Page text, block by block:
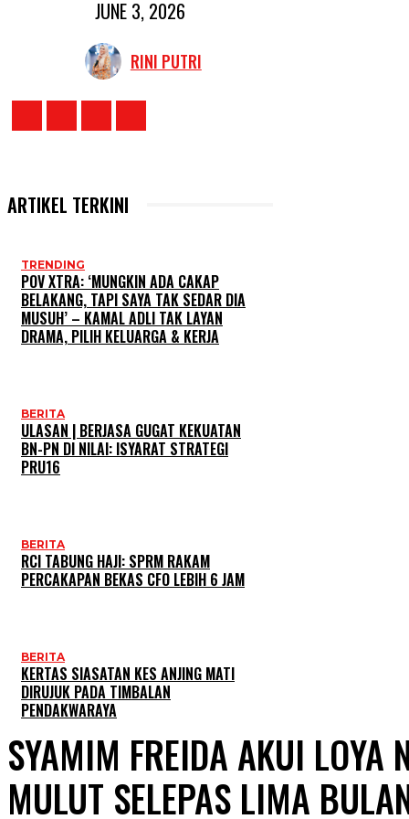
JUNE 3, 2026
RINI PUTRI
ARTIKEL TERKINI
TRENDING
POV XTRA: ‘MUNGKIN ADA CAKAP
BELAKANG, TAPI SAYA TAK SEDAR DIA
MUSUH’ – KAMAL ADLI TAK LAYAN
DRAMA, PILIH KELUARGA & KERJA
BERITA
ULASAN | BERJASA GUGAT KEKUATAN
BN-PN DI NILAI: ISYARAT STRATEGI
PRU16
BERITA
RCI TABUNG HAJI: SPRM RAKAM
PERCAKAPAN BEKAS CFO LEBIH 6 JAM
BERITA
KERTAS SIASATAN KES ANJING MATI
DIRUJUK PADA TIMBALAN
PENDAKWARAYA
SYAMIM FREIDA AKUI LOYA
MULUT SELEPAS LIMA